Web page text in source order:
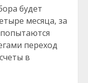
будет
месяца, за
переход
в